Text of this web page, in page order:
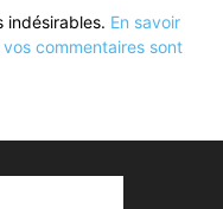
indésirables. En savoir
commentaires sont